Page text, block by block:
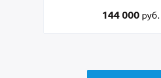
48 500руб.